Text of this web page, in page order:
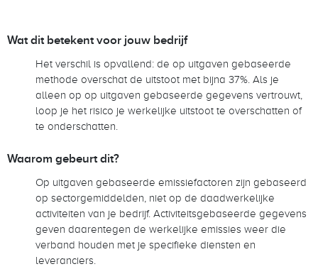
Wat dit betekent voor jouw bedrijf
Het verschil is opvallend: de op uitgaven gebaseerde
methode overschat de uitstoot met bijna 37%. Als je
alleen op op uitgaven gebaseerde gegevens vertrouwt,
loop je het risico je werkelijke uitstoot te overschatten of
te onderschatten.
Waarom gebeurt dit?
Op uitgaven gebaseerde emissiefactoren zijn gebaseerd
op sectorgemiddelden, niet op de daadwerkelijke
activiteiten van je bedrijf. Activiteitsgebaseerde gegevens
geven daarentegen de werkelijke emissies weer die
verband houden met je specifieke diensten en
leveranciers.